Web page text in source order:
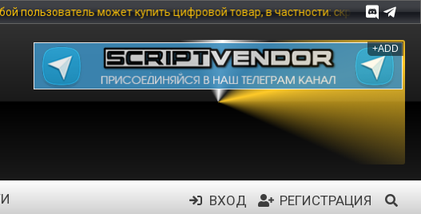
может купить цифровой товар, в частности: скрипты, модули, шаблоны,
+ADD
ВХОД РЕГИСТРАЦИЯ